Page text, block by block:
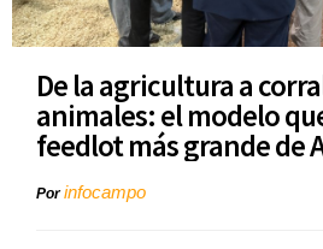
De la agricultura a
animales: el modelo
feedlot más grande de
Porinfocampo